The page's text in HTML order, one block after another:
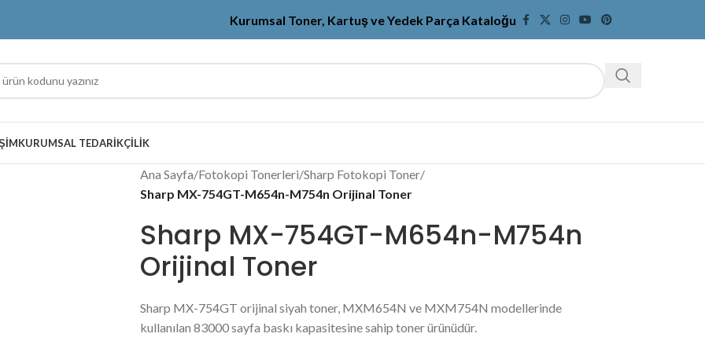
Kurumsal Toner, Kartuş ve Yedek Parça Kataloğu
KURUMSAL TEDARIKÇILIK
Ana Sayfa/Fotokopi Tonerleri/Sharp Fotokopi Toner/
Sharp MX-754GT-M654n-M754n Orijinal Toner
Sharp MX-754GT-M654n-M754n
Orijinal Toner
Sharp MX-754GT orijinal siyah toner, MXM654N ve MXM754N modellerinde
kullanılan 83000 sayfa baskı kapasitesine sahip toner ürünüdür.